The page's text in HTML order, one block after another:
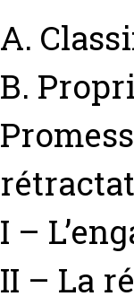
A.
B.
I –
II – La